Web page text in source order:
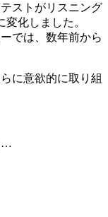
ストがリスニング
化しました。
では、数年前から
に意欲的に取り組
…